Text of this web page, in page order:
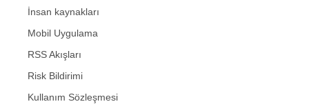
İnsan kaynakları
Mobil Uygulama
RSS Akışları
Risk Bildirimi
Kullanım Sözleşmesi